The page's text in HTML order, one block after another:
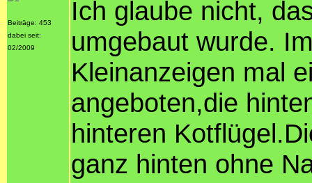
Beiträge: 453
dabei seit:
02/2009
Ich glaube nicht,
umgebaut wurde.
Kleinanzeigen mal
angeboten,die
hinteren
ganz hinten ohne